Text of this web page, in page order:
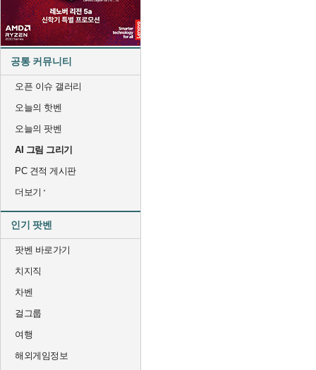
공통 커뮤니티
오픈 이슈 갤러리
오늘의 핫벤
오늘의 팟벤
AI 그림 그리기
PC 견적 게시판
더보기
인기 팟벤
팟벤 바로가기
치지직
차벤
걸그룹
여행
해외게임정보